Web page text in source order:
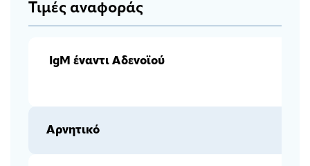
Τιμές αναφοράς
Ig M έναντι Αδενοϊού
Αρνητικό